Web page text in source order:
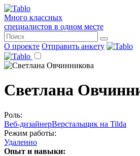
Много классных
специалистов в одном месте
О проекте Отправить анкету
Светлана
Роль:
Веб-дизайнерВерстальщик на Tilda
Режим работы:
Удаленно
Опыт и навыки: